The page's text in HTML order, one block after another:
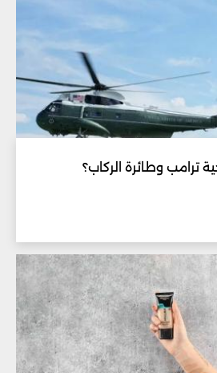
ترامب وطائرة الركاب؟